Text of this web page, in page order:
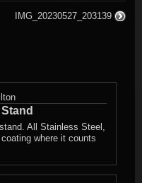
IMG_20230527_203139
All Stainless Steel,
where it counts